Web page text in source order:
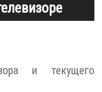
и текущего